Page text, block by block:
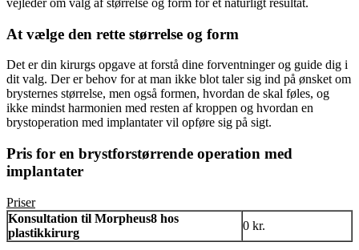
At vælge den rette størrelse og form
Det er din kirurgs opgave at forstå dine forventninger og guide dig i
dit valg. Der er behov for at man ikke blot taler sig ind på ønsket om
brysternes størrelse, men også formen, hvordan de skal føles, og
ikke mindst harmonien med resten af kroppen og hvordan en
brystoperation med implantater vil opføre sig på sigt.
Pris for en brystforstørrende operation med
implantater
Priser
Konsultation til Morpheus8 hos
plastikkirurg
0 kr.